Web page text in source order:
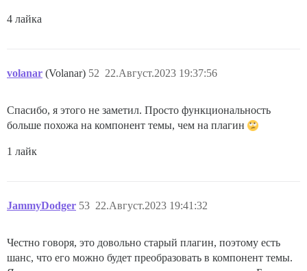
4 лайка
volanar (Volanar) 22.Август.2023 19:37:56
52
Спасибо, я этого не заметил. Просто функциональность
больше похожа на компонент темы, чем на плагин
1 лайк
JammyDodger 22.Август.2023 19:41:32
53
Честно говоря, это довольно старый плагин, поэтому есть
шанс, что его можно будет преобразовать в компонент темы.